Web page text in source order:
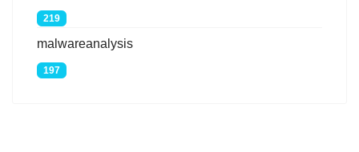
219
malwareanalysis
197